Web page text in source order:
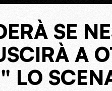
SE
A
LO